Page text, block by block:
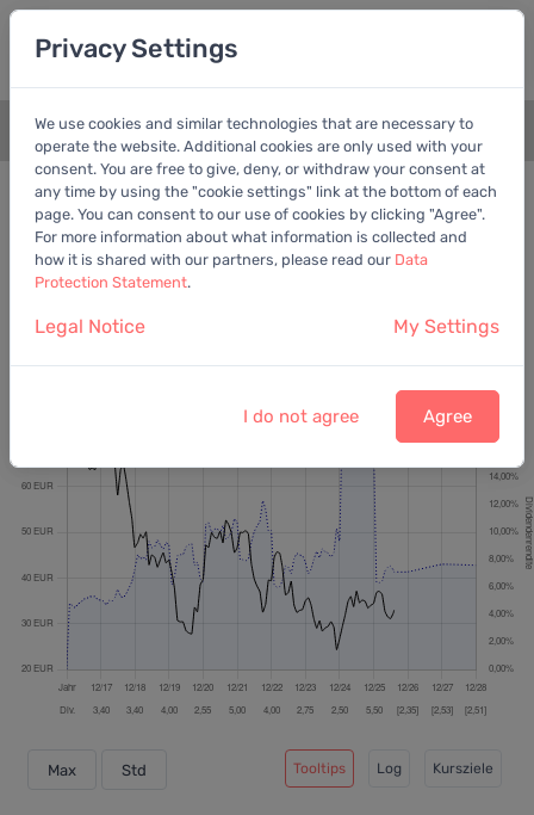
+
Bewertungschart Dividende
Empfohlen: EV/EBITDA
RTL Group S.A. 33,00 EUR vom6.8.2026
Max Std Tooltips Log Kursziele
Privacy Settings
We use cookies and similar technologies that are necessary to
operate the website. Additional cookies are only used with your
consent. You are free to give, deny, or withdraw your consent at
any time by using the "cookie settings" link at the bottom of each
page. You can consent to our use of cookies by clicking "Agree".
For more information about what information is collected and
how it is shared with our partners, please read our Data
Protection Statement.
Legal Notice My Settings
I do not agree Agree